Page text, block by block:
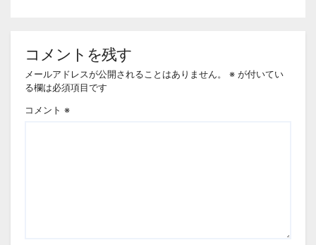
コメントを残す
メールアドレスが公開されることはありません。 ※ が付いてい
る欄は必須項目です
コメント ※